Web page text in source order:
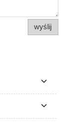
wyślij